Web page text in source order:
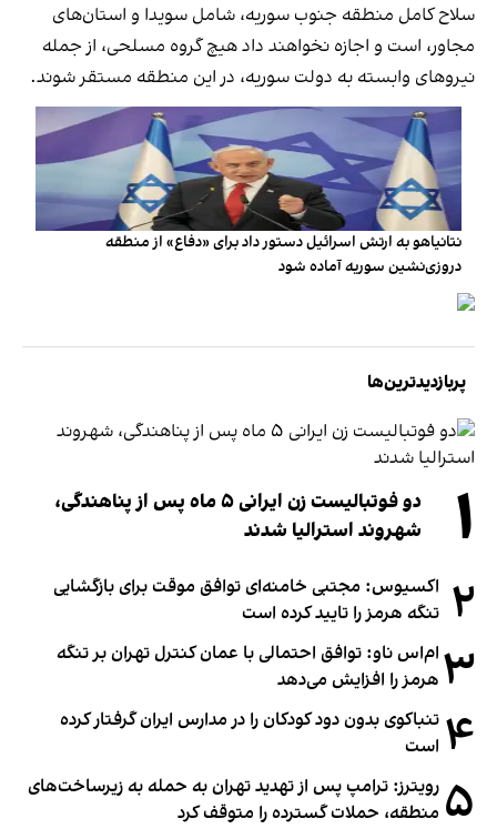
سلاح کامل منطقه جنوب سوریه، شامل سویدا و استان‌های
مجاور، است و اجازه نخواهند داد هیچ گروه مسلحی، از جمله
نیروهای وابسته به دولت سوریه، در این منطقه مستقر شوند.
نتانیاهو به ارتش اسرائیل دستور داد برای «دفاع» از منطقه
دروزی‌نشین سوریه آماده شود
پربازدیدترین‌ها
۱
دو فوتبالیست زن ایرانی ۵ ماه پس از پناهندگی،
شهروند استرالیا شدند
۲ اکسیوس: مجتبی خامنه‌ای توافق موقت برای بازگشایی
تنگه هرمز را تایید کرده است
۳ ام‌اس ناو: توافق احتمالی با عمان کنترل تهران بر تنگه
هرمز را افزایش می‌دهد
۴ تنباکوی بدون دود کودکان را در مدارس ایران گرفتار کرده
است
۵ رویترز: ترامپ پس از تهدید تهران به حمله به زیرساخت‌های
منطقه، حملات گسترده را متوقف کرد